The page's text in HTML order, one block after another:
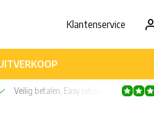
Klantenservice
60 euro! Veilig betalen, Easy retour